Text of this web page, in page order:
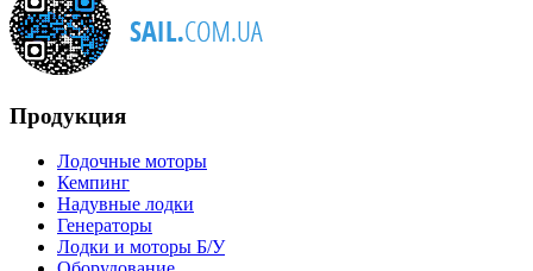
Продукция
Лодочные моторы
Кемпинг
Надувные лодки
Генераторы
Лодки и моторы Б/У